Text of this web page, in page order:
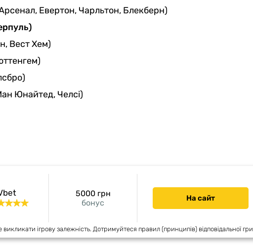
Евертон, Чарльтон, Блекберн)
Вест Хем)
Юнайтед, Челсі)
бонус
5000 грн На сайт
ігрову залежність. Дотримуйтеся правил (принципів) відповідальної гри